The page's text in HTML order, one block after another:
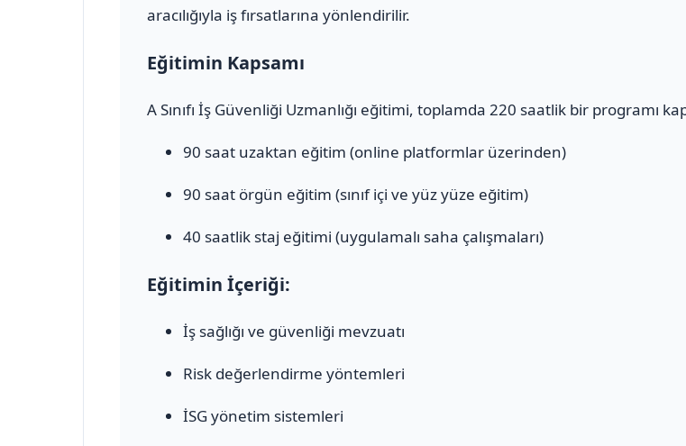
aracılığıyla iş fırsatlarına yönlendirilir.
Eğitimin Kapsamı
A Sınıfı İş Güvenliği Uzmanlığı eğitimi, toplamda 220 saatlik bir programı
90 saat uzaktan eğitim (online platformlar üzerinden)
90 saat örgün eğitim (sınıf içi ve yüz yüze eğitim)
40 saatlik staj eğitimi (uygulamalı saha çalışmaları)
Eğitimin İçeriği:
İş sağlığı ve güvenliği mevzuatı
Risk değerlendirme yöntemleri
İSG yönetim sistemleri